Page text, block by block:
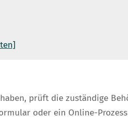
prüft die zuständige
oder ein Online-